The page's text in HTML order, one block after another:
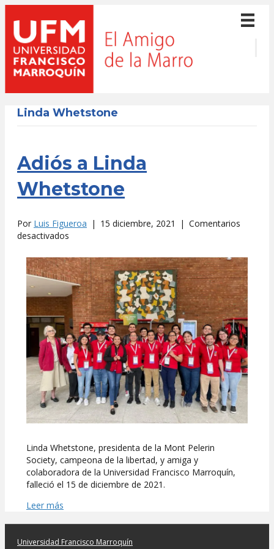
Linda Whetstone
Adiós a Linda
Whetstone
Por Luis Figueroa | 15 diciembre, 2021 | Comentarios
desactivados
a
Linda
Whetstone
Linda Whetstone, presidenta de la Mont Pelerin
Society, campeona de la libertad, y amiga y
colaboradora de la Universidad Francisco Marroquín,
falleció el 15 de diciembre de 2021.
Leer más
Universidad Francisco Marroquín